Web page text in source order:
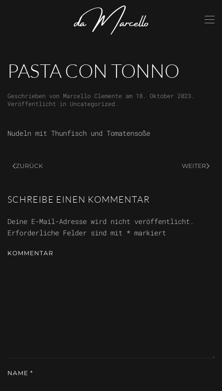
Skip to main content
PASTA CON TONNO
Geschrieben von Marcello Clemente am 18. Oktober 2023
Veröffentlicht in Uncategorized
Nudeln mit Thunfisch und Tomatensoße
ZURÜCK WEITER
SCHREIBE EINEN KOMMENTAR
Deine E-Mail-Adresse wird nicht veröffentlicht.
Erforderliche Felder sind mit * markiert
KOMMENTAR
NAME *